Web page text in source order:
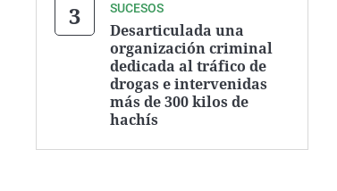
SUCESOS
Desarticulada una
organización criminal
dedicada al tráfico de
drogas e intervenidas
más de 300 kilos de
hachís